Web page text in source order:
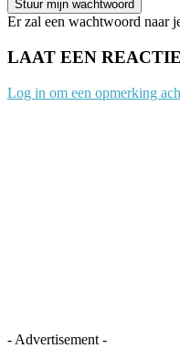
Er zal een wachtwoord naar
LAAT EEN
Log in om een opmerking
- Advertisement -